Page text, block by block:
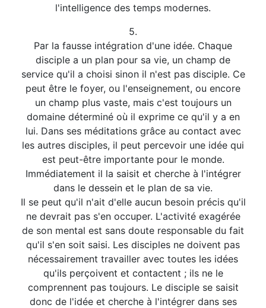
l'intelligence des temps modernes.
5.
Par la fausse intégration d'une idée. Chaque
disciple a un plan pour sa vie, un champ de
service qu'il a choisi sinon il n'est pas disciple. Ce
peut être le foyer, ou l'enseignement, ou encore
un champ plus vaste, mais c'est toujours un
domaine déterminé où il exprime ce qu'il y a en
lui. Dans ses méditations grâce au contact avec
les autres disciples, il peut percevoir une idée qui
est peut-être importante pour le monde.
Immédiatement il la saisit et cherche à l'intégrer
dans le dessein et le plan de sa vie.
Il se peut qu'il n'ait d'elle aucun besoin précis qu'il
ne devrait pas s'en occuper. L'activité exagérée
de son mental est sans doute responsable du fait
qu'il s'en soit saisi. Les disciples ne doivent pas
nécessairement travailler avec toutes les idées
qu'ils perçoivent et contactent ; ils ne le
comprennent pas toujours. Le disciple se saisit
donc de l'idée et cherche à l'intégrer dans ses